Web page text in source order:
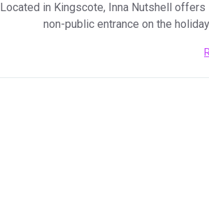
Located in Kingscote, Inna Nutshell
non-public entrance on the